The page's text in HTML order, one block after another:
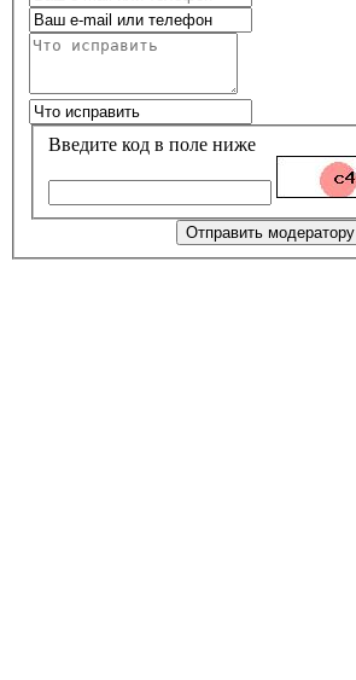
Введите код в поле ниже
Отправить модератору